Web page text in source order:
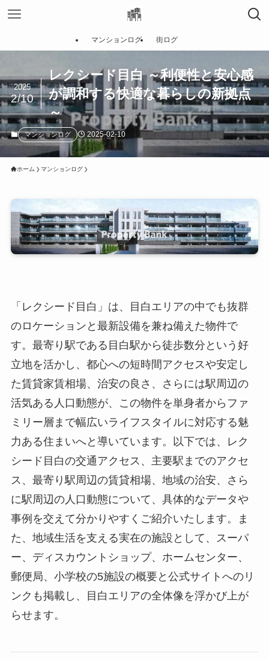
マンションログ 街ログ
レクシード目白 ～利便性と安心感
が調和する快適な暮らしの新拠点
～
2025
2/10
マンションログ 2025-02-10
ホーム マンションログ
「レクシード目白」は、目白エリアの中でも抜群
のロケーションと最新設備を兼ね備えた物件で
す。最寄り駅である目白駅から徒歩数分という好
立地を活かし、都心への短時間アクセスや安定し
た賃貸家賃相場、治安の良さ、さらには駅周辺の
活気ある人口動態が、この物件を単身者からファ
ミリー層まで幅広いライフスタイルに対応する魅
力ある住まいへと導いています。以下では、レク
シード目白の交通アクセス、主要駅までのアクセ
ス、最寄り駅周辺の賃貸相場、地域の治安、さら
に駅周辺の人口動態について、具体的なデータや
事例を交えて分かりやすくご紹介いたします。ま
た、地域生活を支える実在の施設として、スーパ
ー、ディスカウントショップ、ホームセンター、
郵便局、小学校の5施設の概要と公式サイトへのリ
ンクも掲載し、目白エリアの全体像を浮かび上が
らせます。